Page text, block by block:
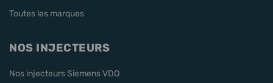
Toutes les marques
NOS INJECTEURS
Nos injecteurs Siemens VDO